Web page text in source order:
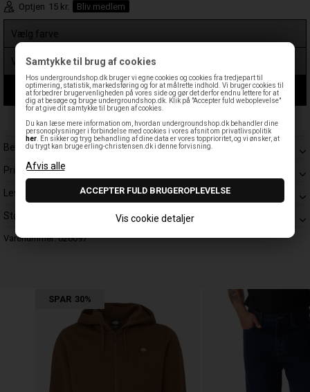
Samtykke til brug af cookies
Hos undergroundshop.dk bruger vi egne cookies og cookies fra tredjepart til
optimering, statistik, markedsføring og for at målrette indhold. Vi bruger cookies til
at forbedrer brugervenligheden på vores side og gør det derfor endnu lettere for at
dig at besøge og bruge undergroundshop.dk. Klik på "Accepter fuld weboplevelse"
for at give dit samtykke til brugen af cookies.
Du kan læse mere information om, hvordan undergroundshop.dk behandler dine
personoplysninger i forbindelse med cookies i vores afsnit om privatlivspolitik
her . En sikker og tryg behandling af dine data er vores topprioritet, og vi ønsker, at
du trygt kan bruge erling-christensen.dk i denne forvisning.
Vis cookie detaljer
Optjen 15 kr. Bliv medlem
LÆG I KURV
Leveringstid: 1-3 hverdage
Beskrivelse
Prisgaranti
Levering
Størrelsesguide
Varenummer:026097
SPAR 30%